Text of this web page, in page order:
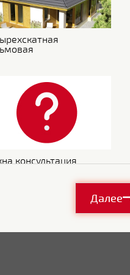
консультация
Далее